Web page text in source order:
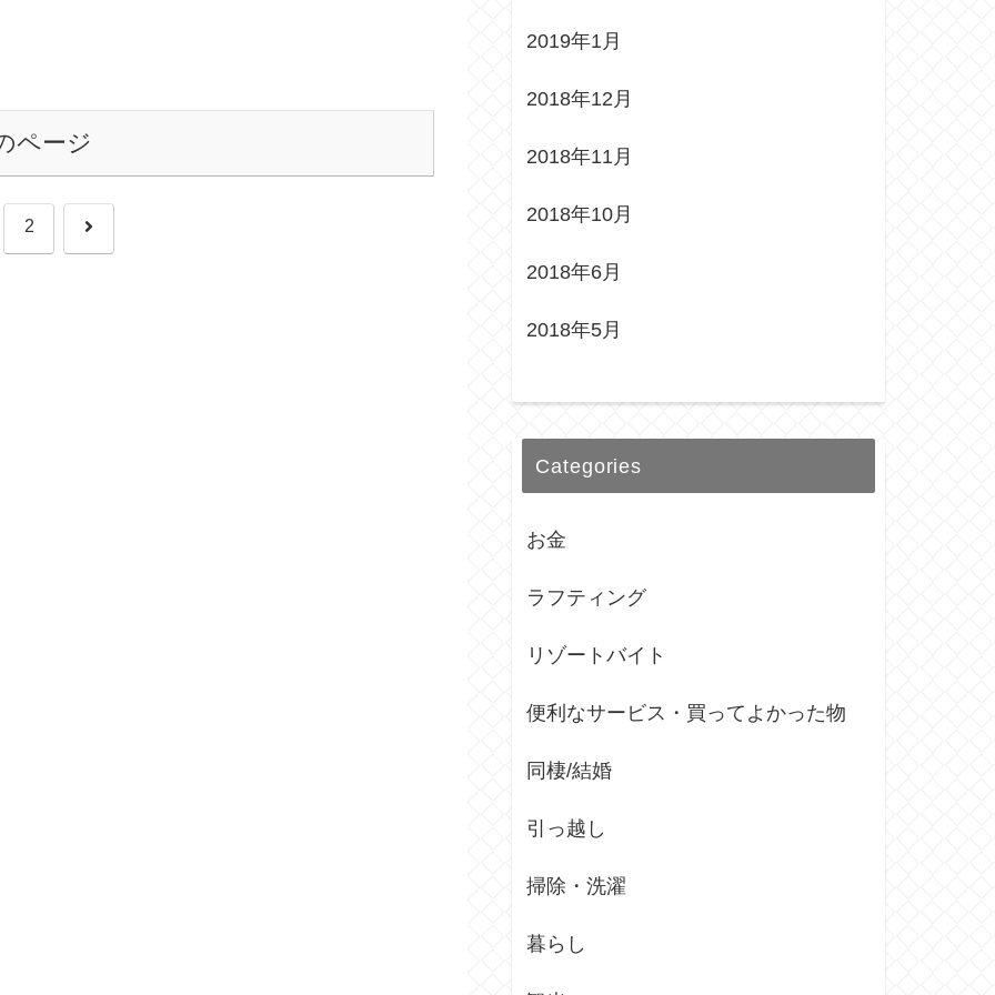
ページ
2 次
2019年1月
2018年12月
2018年11月
2018年10月
2018年6月
2018年5月
Categories
お金
ラフティング
リゾートバイト
便利なサービス・買ってよかった物
同棲/結婚
引っ越し
掃除・洗濯
暮らし